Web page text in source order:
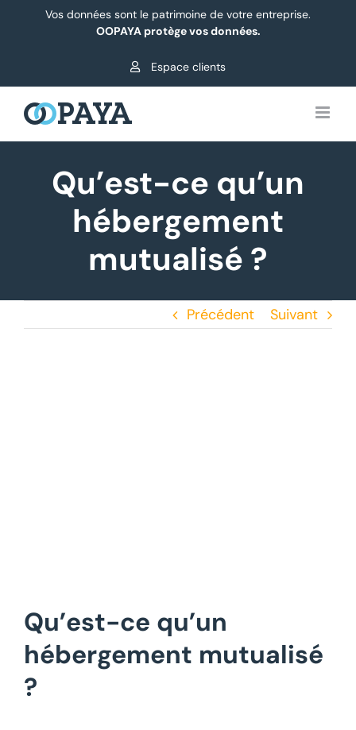
Vos données sont le patrimoine de votre entreprise.
OOPAYA protège vos données.
Espace clients
Qu’est-ce qu’un
hébergement
mutualisé ?
Précédent Suivant
Qu’est-ce qu’un
hébergement mutualisé
?